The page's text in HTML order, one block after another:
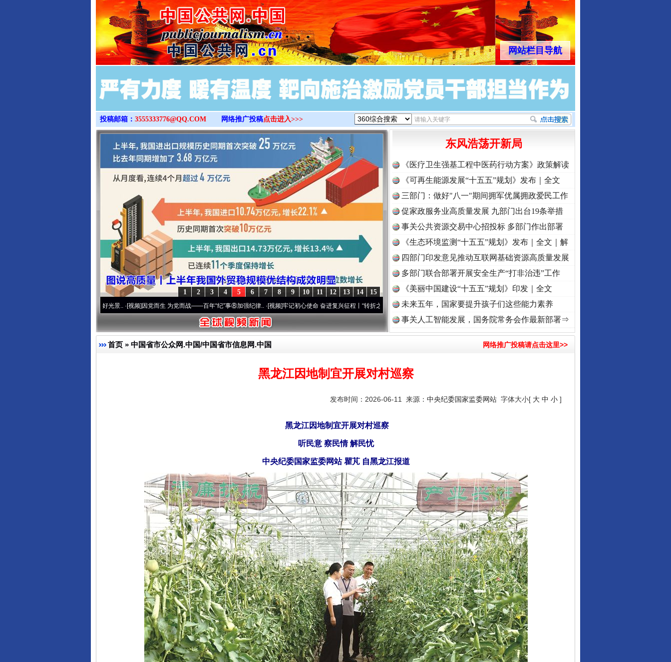
>
网站栏目导航
投稿邮箱： 3555333776@QQ.COM 网络推广投稿点击进入>>>
15
14
13
12
11
10
9
8
7
6
5
4
3
2
1
·[视频]因党而生 为党而战——百年“纪”事⑧加强纪律..·[视频]牢记初心使命 奋进复兴征程丨“转折之城”激荡..·[视频] 牢记初心使命 奋进复兴征程丨红船起航处 潮起..·[视频]一首歌的时间，读懂乐至的“诗与远方”
东风浩荡开新局
《医疗卫生强基工程中医药行动方案》政策解读
《可再生能源发展“十五五”规划》发布｜全文
三部门：做好"八一"期间拥军优属拥政爱民工作
促家政服务业高质量发展 九部门出台19条举措
事关公共资源交易中心招投标 多部门作出部署
《生态环境监测“十五五”规划》发布｜全文｜解
读
四部门印发意见推动互联网基础资源高质量发展
多部门联合部署开展安全生产“打非治违”工作
《美丽中国建设“十五五”规划》印发｜全文
未来五年，国家要提升孩子们这些能力素养
事关人工智能发展，国务院常务会作最新部署⇒
首页 » 中国省市公众网.中国/中国省市信息网.中国 网络推广投稿请点击这里>>
黑龙江因地制宜开展对村巡察
发布时间：2026-06-11 来源： 中央纪委国家监委网站 字体大小[ 大 中 小 ]
黑龙江因地制宜开展对村巡察
听民意 察民情 解民忧
中央纪委国家监委网站 瞿芃 自黑龙江报道